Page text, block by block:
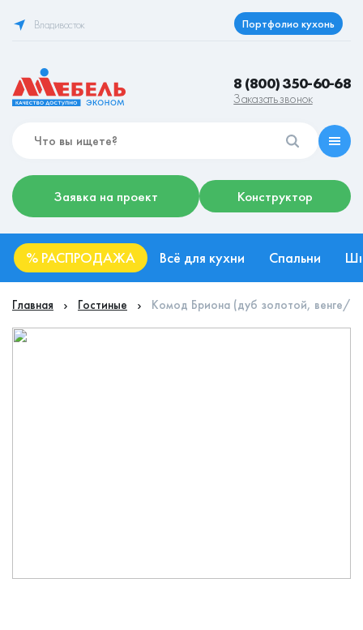
Владивосток Портфолио кухонь
8 (800) 350-60-68
Заказать звонок
Заявка на проект Конструктор
% РАСПРОДАЖА Всё для кухни Спальни
Главная Гостиные Комод Бриона (дуб золотой, венге/